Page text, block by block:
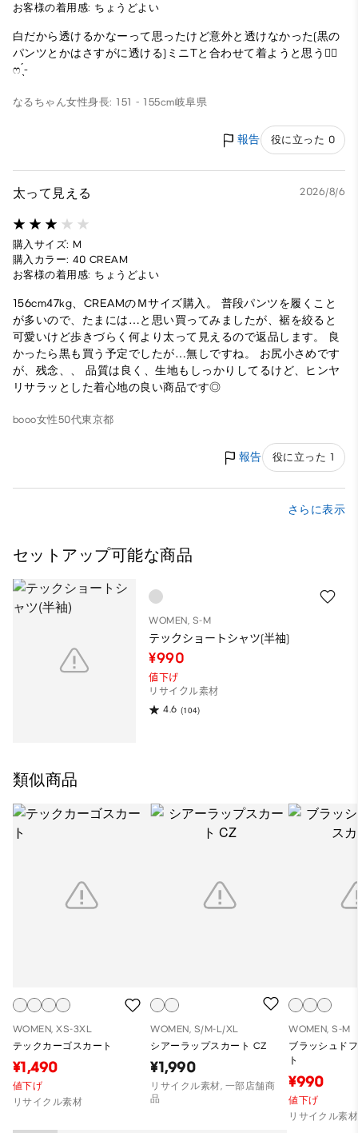
お客様の着用感: ちょうどよい
白だから透けるかなーって思ったけど意外と透けなかった(黒の
パンツとかはさすがに透ける)ミニTと合わせて着ようと思う👍🏻
ෆ ̖́-‬
なるちゃん女性身長: 151 - 155cm岐阜県
報告 役に立った 0
太って見える 2026/8/6
購入サイズ: M
購入カラー: 40 CREAM
お客様の着用感: ちょうどよい
156cm47kg、CREAMのＭサイズ購入。 普段パンツを履くこと
が多いので、たまには…と思い買ってみましたが、裾を絞ると
可愛いけど歩きづらく何より太って見えるので返品します。 良
かったら黒も買う予定でしたが…無しですね。 お尻小さめです
が、残念、、 品質は良く、生地もしっかりしてるけど、ヒンヤ
リサラッとした着心地の良い商品です◎
booo女性50代東京都
報告 役に立った 1
さらに表示
セットアップ可能な商品
WOMEN, S-M
テックショートシャツ(半袖)
¥990
値下げ
リサイクル素材
4.6 (104)
類似商品
WOMEN, XS-3XL
テックカーゴスカート
¥1,490
値下げ
リサイクル素材
WOMEN, S/M-L/XL
シアーラップスカート CZ
¥1,990
リサイクル素材, 一部店舗商
品
WOMEN, S-M
ブラッシュド
ト
¥990
値下げ
リサイクル素材